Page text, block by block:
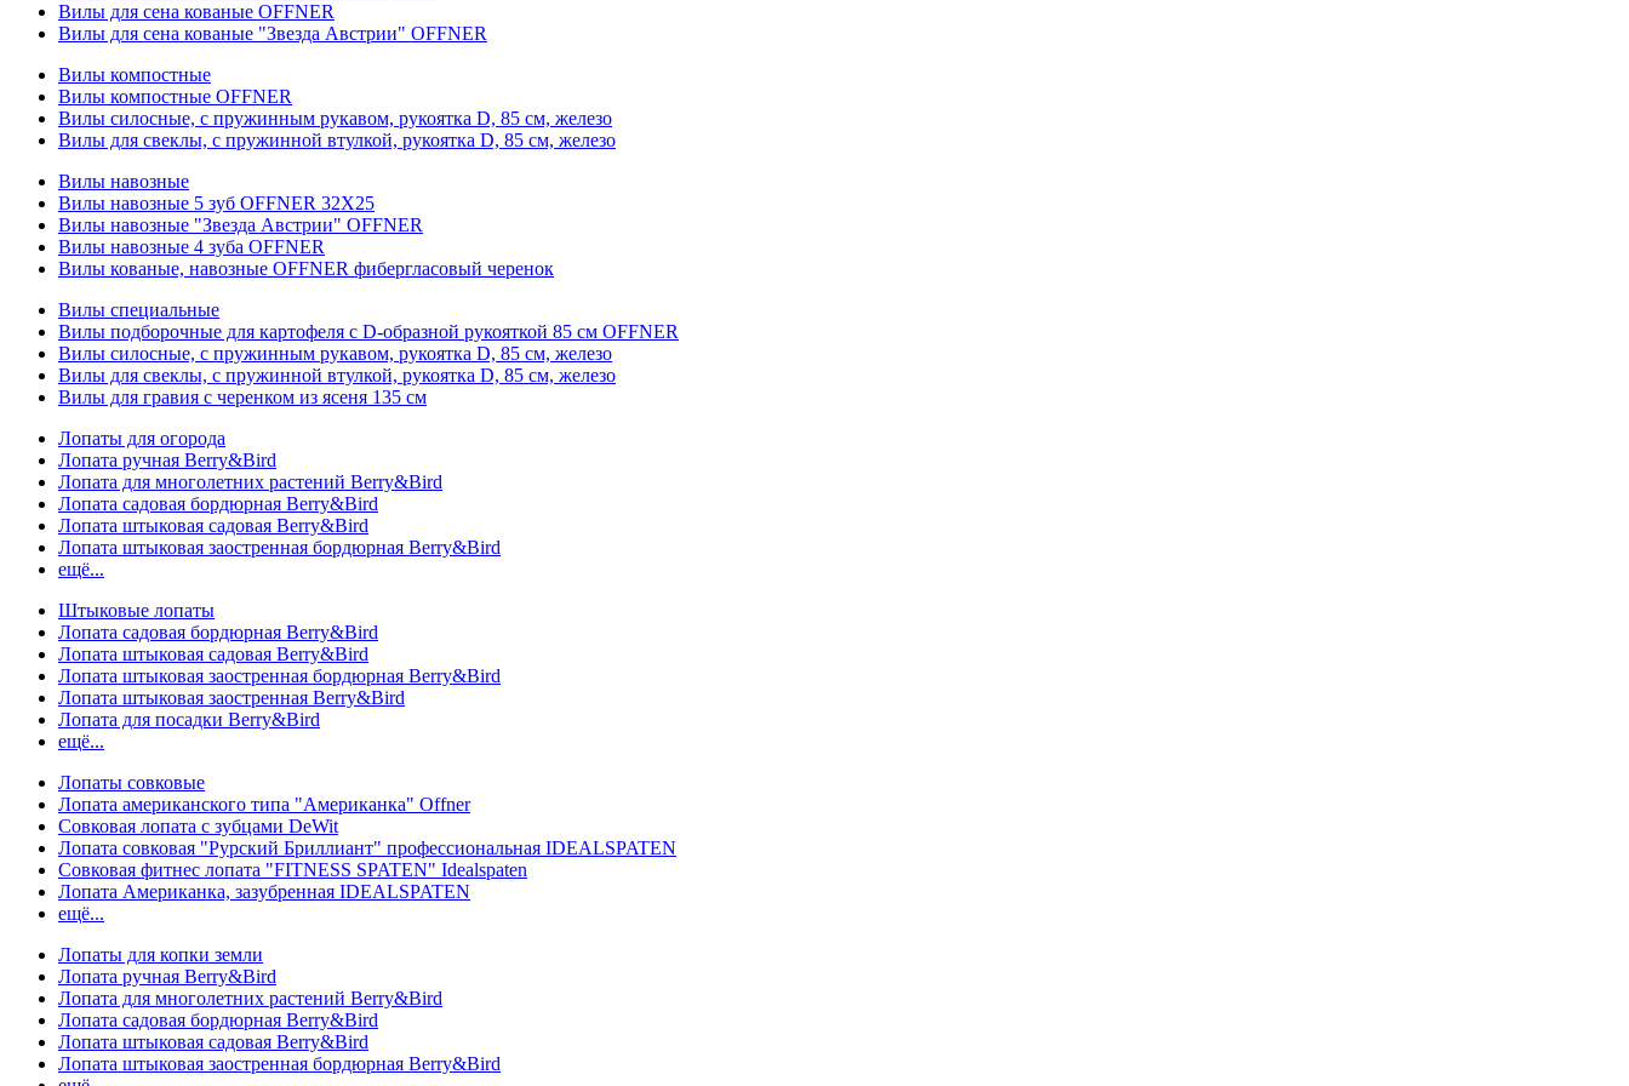
Вилы для сена кованые OFFNER
Вилы для сена кованые "Звезда Австрии" OFFNER
Вилы компостные
Вилы компостные OFFNER
Вилы силосные, с пружинным рукавом, рукоятка D, 85 см, железо
Вилы для свеклы, с пружинной втулкой, рукоятка D, 85 см, железо
Вилы навозные
Вилы навозные 5 зуб OFFNER 32X25
Вилы навозные "Звезда Австрии" OFFNER
Вилы навозные 4 зуба OFFNER
Вилы кованые, навозные OFFNER фибергласовый черенок
Вилы специальные
Вилы подборочные для картофеля с D-образной рукояткой 85 см OFFNER
Вилы силосные, с пружинным рукавом, рукоятка D, 85 см, железо
Вилы для свеклы, с пружинной втулкой, рукоятка D, 85 см, железо
Вилы для гравия с черенком из ясеня 135 см
Лопаты для огорода
Лопата ручная Berry&Bird
Лопата для многолетних растений Berry&Bird
Лопата садовая бордюрная Berry&Bird
Лопата штыковая садовая Berry&Bird
Лопата штыковая заостренная бордюрная Berry&Bird
ещё...
Штыковые лопаты
Лопата садовая бордюрная Berry&Bird
Лопата штыковая садовая Berry&Bird
Лопата штыковая заостренная бордюрная Berry&Bird
Лопата штыковая заостренная Berry&Bird
Лопата для посадки Berry&Bird
ещё...
Лопаты совковые
Лопата американского типа "Американка" Offner
Совковая лопата с зубцами DeWit
Лопата совковая "Рурский Бриллиант" профессиональная IDEALSPATEN
Совковая фитнес лопата "FITNESS SPATEN" Idealspaten
Лопата Американка, зазубренная IDEALSPATEN
ещё...
Лопаты для копки земли
Лопата ручная Berry&Bird
Лопата для многолетних растений Berry&Bird
Лопата садовая бордюрная Berry&Bird
Лопата штыковая садовая Berry&Bird
Лопата штыковая заостренная бордюрная Berry&Bird